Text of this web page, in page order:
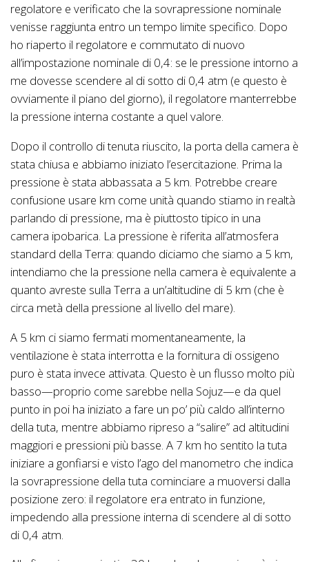
regolatore e verificato che la sovrapressione nominale
venisse raggiunta entro un tempo limite specifico. Dopo
ho riaperto il regolatore e commutato di nuovo
all’impostazione nominale di 0,4: se le pressione intorno a
me dovesse scendere al di sotto di 0,4 atm (e questo è
ovviamente il piano del giorno), il regolatore manterrebbe
la pressione interna costante a quel valore.
Dopo il controllo di tenuta riuscito, la porta della camera è
stata chiusa e abbiamo iniziato l’esercitazione. Prima la
pressione è stata abbassata a 5 km. Potrebbe creare
confusione usare km come unità quando stiamo in realtà
parlando di pressione, ma è piuttosto tipico in una
camera ipobarica. La pressione è riferita all’atmosfera
standard della Terra: quando diciamo che siamo a 5 km,
intendiamo che la pressione nella camera è equivalente a
quanto avreste sulla Terra a un’altitudine di 5 km (che è
circa metà della pressione al livello del mare).
A 5 km ci siamo fermati momentaneamente, la
ventilazione è stata interrotta e la fornitura di ossigeno
puro è stata invece attivata. Questo è un flusso molto più
basso—proprio come sarebbe nella Sojuz—e da quel
punto in poi ha iniziato a fare un po’ più caldo all’interno
della tuta, mentre abbiamo ripreso a “salire” ad altitudini
maggiori e pressioni più basse. A 7 km ho sentito la tuta
iniziare a gonfiarsi e visto l’ago del manometro che indica
la sovrapressione della tuta cominciare a muoversi dalla
posizione zero: il regolatore era entrato in funzione,
impedendo alla pressione interna di scendere al di sotto
di 0,4 atm.